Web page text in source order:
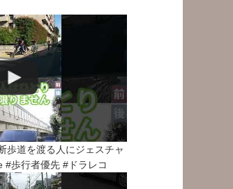
歩道を渡る人にジェスチャ
#歩行者優先 #ドラレコ